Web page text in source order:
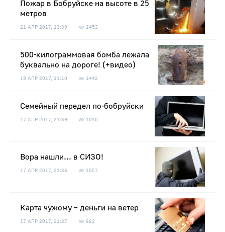
Пожар в Бобруйске на высоте в 25
метров
21 АПР 2017, 13:39 1452
500-килограммовая бомба лежала
буквально на дороге! (+видео)
19 АПР 2017, 11:10 1442
Семейный передел по-бобруйски
17 АПР 2017, 21:39 1040
Вора нашли... в СИЗО!
17 АПР 2017, 21:38 1057
Карта чужому – деньги на ветер
17 АПР 2017, 21:37 662